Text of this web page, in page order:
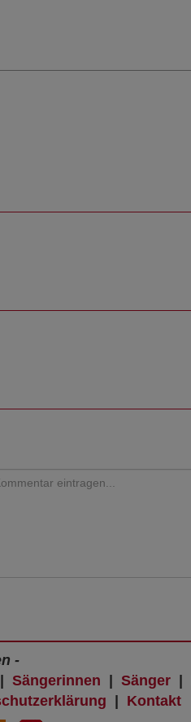
-
Sängerinnen Sänger
Kontakt